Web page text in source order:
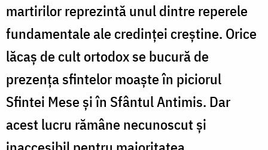
martirilor reprezintă unul dintre reperele
fundamentale ale credinţei creştine. Orice
lăcaş de cult ortodox se bucură de
prezenţa sfintelor moaşte în piciorul
Sfintei Mese şi în Sfântul Antimis. Dar
acest lucru rămâne necunoscut şi